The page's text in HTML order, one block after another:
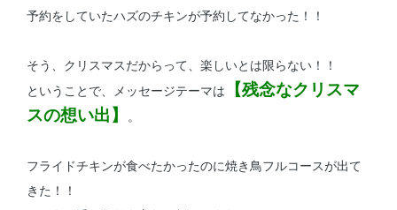
予約をしていたハズのチキンが予約してなかった！！
そう、クリスマスだからって、楽しいとは限らない！！
ということで、メッセージテーマは
【残念なクリスマ
スの想い出】
。
フライドチキンが食べたかったのに焼き鳥フルコースが出て
きた！！